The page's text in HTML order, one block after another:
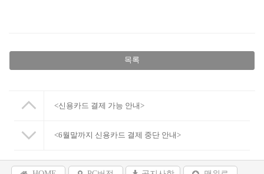
목록
<신용카드 결제 가능 안내>
<6월말까지 신용카드 결제 중단 안내>